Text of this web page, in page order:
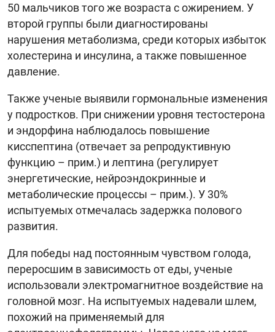
50 мальчиков того же возраста с ожирением. У
второй группы были диагностированы
нарушения метаболизма, среди которых избыток
холестерина и инсулина, а также повышенное
давление.
Также ученые выявили гормональные изменения
у подростков. При снижении уровня тестостерона
и эндорфина наблюдалось повышение
кисспептина (отвечает за репродуктивную
функцию – прим.) и лептина (регулирует
энергетические, нейроэндокринные и
метаболические процессы – прим.). У 30%
испытуемых отмечалась задержка полового
развития.
Для победы над постоянным чувством голода,
переросшим в зависимость от еды, ученые
использовали электромагнитное воздействие на
головной мозг. На испытуемых надевали шлем,
похожий на применяемый для